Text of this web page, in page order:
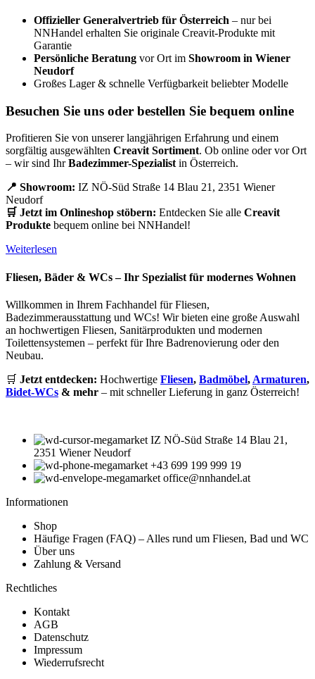
Offizieller Generalvertrieb für Österreich – nur bei
NNHandel erhalten Sie originale Creavit-Produkte mit
Garantie
Persönliche Beratung vor Ort im Showroom in Wiener
Neudorf
Großes Lager & schnelle Verfügbarkeit beliebter Modelle
Besuchen Sie uns oder bestellen Sie bequem online
Profitieren Sie von unserer langjährigen Erfahrung und einem
sorgfältig ausgewählten Creavit Sortiment. Ob online oder vor Ort
– wir sind IhrBadezimmer-Spezialist in Österreich.
📍 Showroom: IZ NÖ-Süd Straße 14 Blau 21, 2351 Wiener
Neudorf
🛒 Jetzt im Onlineshop stöbern: Entdecken Sie alle Creavit
Produkte bequem online bei NNHandel!
Weiterlesen
Fliesen, Bäder & WCs – Ihr Spezialist für modernes Wohnen
Willkommen in Ihrem Fachhandel für Fliesen,
Badezimmerausstattung und WCs! Wir bieten eine große Auswahl
an hochwertigen Fliesen, Sanitärprodukten und modernen
Toilettensystemen – perfekt für Ihre Badrenovierung oder den
Neubau.
🛒 Jetzt entdecken: Hochwertige Fliesen, Badmöbel, Armaturen,
Bidet-WCs & mehr – mit schneller Lieferung in ganz Österreich!
IZ NÖ-Süd Straße 14 Blau 21,
2351 Wiener Neudorf
+43 699 199 999 19
office@nnhandel.at
Informationen
Shop
Häufige Fragen (FAQ) – Alles rund um Fliesen, Bad und WC
Über uns
Zahlung & Versand
Rechtliches
Kontakt
AGB
Datenschutz
Impressum
Wiederrufsrecht